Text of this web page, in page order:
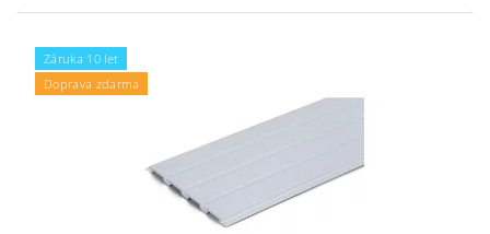
Záruka 10 let
Doprava zdarma